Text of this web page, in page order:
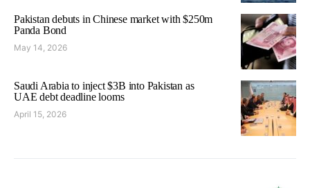
Pakistan debuts in Chinese market with $250m
Panda Bond
May 14, 2026
Saudi Arabia to inject $3B into Pakistan as
UAE debt deadline looms
April 15, 2026